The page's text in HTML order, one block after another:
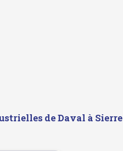
de Daval à Sierre